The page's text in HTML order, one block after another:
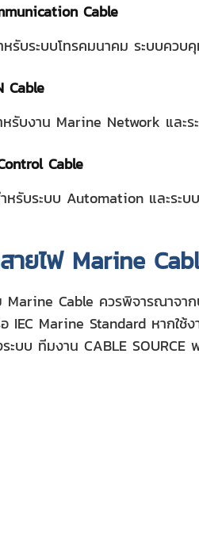
Cable
หรับระบบโทรคมนาคม ระบบคว
Cable
รับงาน Marine Network และ
Cable
หรับระบบ Automation และระ
ายไฟ Marine
Marine Cable ควรพิจารณาจา
IEC Marine Standard หากใช้
บบ ทีมงาน CABLE SOURCE